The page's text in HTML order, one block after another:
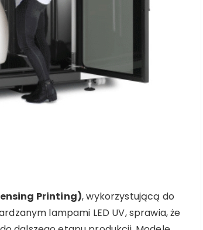
Printing), wykorzystującą do
lampami LED UV, sprawia, że